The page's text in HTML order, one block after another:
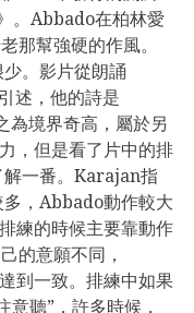
。Abbado在柏林愛
那幫強硬的作風。
。影片從朗誦
述，他的詩是
境界奇高，屬於另
，但是看了片中的排
解一番。Karajan指
，Abbado動作較大
練的時候主要靠動作
的意願不同，
到一致。排練中如果
聽”，許多時候，